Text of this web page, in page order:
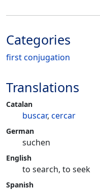
Categories
first conjugation
Translations
Catalan
buscar, cercar
German
suchen
English
to search, to seek
Spanish